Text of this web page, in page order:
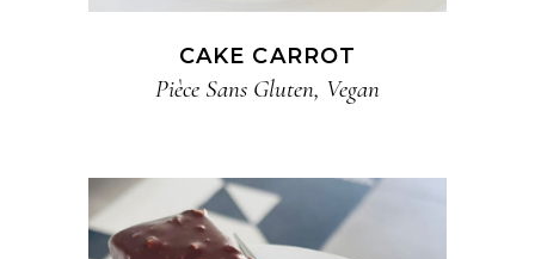
CAKE CARROT
Pièce​ Sans Gluten​, Vegan